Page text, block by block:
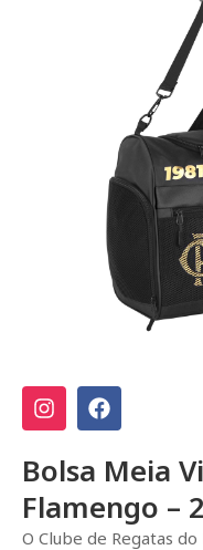
Bolsa Meia
Flamengo –
O Clube de Regatas